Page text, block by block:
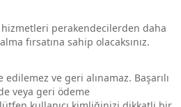
hizmetleri perakendecilerden daha
fırsatına sahip olacaksınız.
ve geri alınamaz. Başarılı
veya geri ödeme